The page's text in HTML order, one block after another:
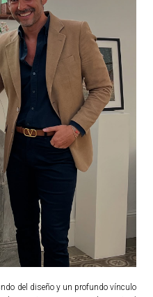
del diseño y un profundo vínculo